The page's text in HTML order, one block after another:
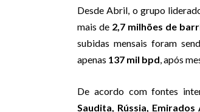
Desde Abril, o grupo
mais de 2,7 milhões de
subidas mensais foram
apenas 137 mil bpd, após
De acordo com fontes
Saudita, Rússia,